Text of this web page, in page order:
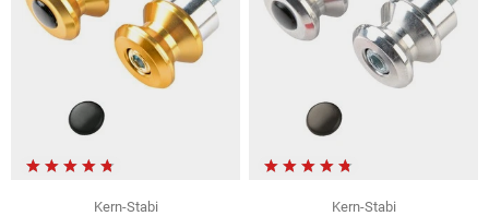
Kern-Stabi
Kern-Stabi